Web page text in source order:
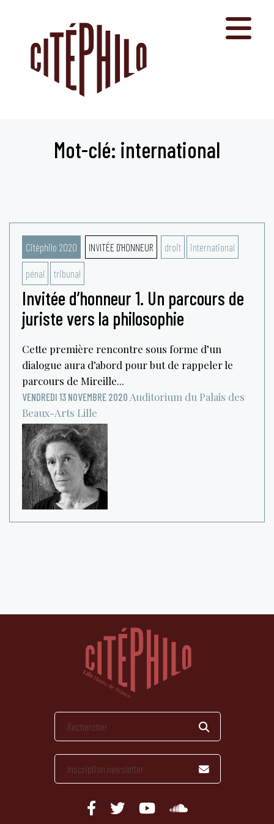
Mot-clé: international
Citéphilo 2020 INVITÉE D'HONNEUR droit international
pénal tribunal
Invitée d’honneur 1. Un parcours de
juriste vers la philosophie
Cette première rencontre sous forme d’un
dialogue aura d’abord pour but de rappeler le
parcours de Mireille...
VENDREDI 13 NOVEMBRE 2020 Auditorium du Palais des
Beaux-Arts Lille